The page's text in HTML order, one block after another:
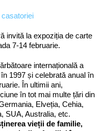
invită la expoziția de carte
7-14 februarie.
internațională a
1997 și celebrată anual în
În ultimii ani,
în tot mai multe țări din
Elveția, Cehia,
SUA, Australia, etc.
vieții de familie,